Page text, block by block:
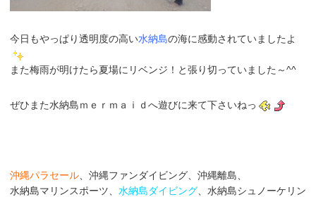
今日もやっぱり透明度の高い水納島の海に感動されていましたよ
また梅雨が明けたら夏場にリベンジ！と張り切っていました～^^
ぜひまた水納島ｍｅｒｍａｉｄへ遊びに来て下さいねっ
沖縄パラセール 、沖縄ファンダイビング、沖縄離島、
水納島マリンスポーツ、 水納島ダイビング 、水納島シュノーケリン